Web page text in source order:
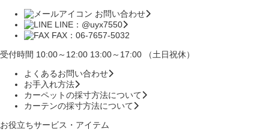
お問い合わせ
LINE：@uyx7550
FAX：06-7657-5032
受付時間 10:00～12:00 13:00～17:00 （土日祝休）
よくあるお問い合わせ
お手入れ方法
カーペットの採寸方法について
カーテンの採寸方法について
お役立ちサービス・アイテム